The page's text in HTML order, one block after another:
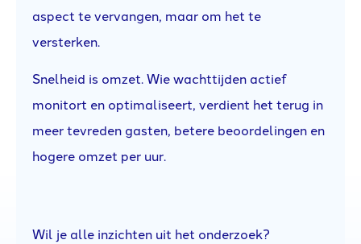
aspect te vervangen, maar om het te
versterken.
Snelheid is omzet. Wie wachttijden actief
monitort en optimaliseert, verdient het terug in
meer tevreden gasten, betere beoordelingen en
hogere omzet per uur.
Wil je alle inzichten uit het onderzoek?